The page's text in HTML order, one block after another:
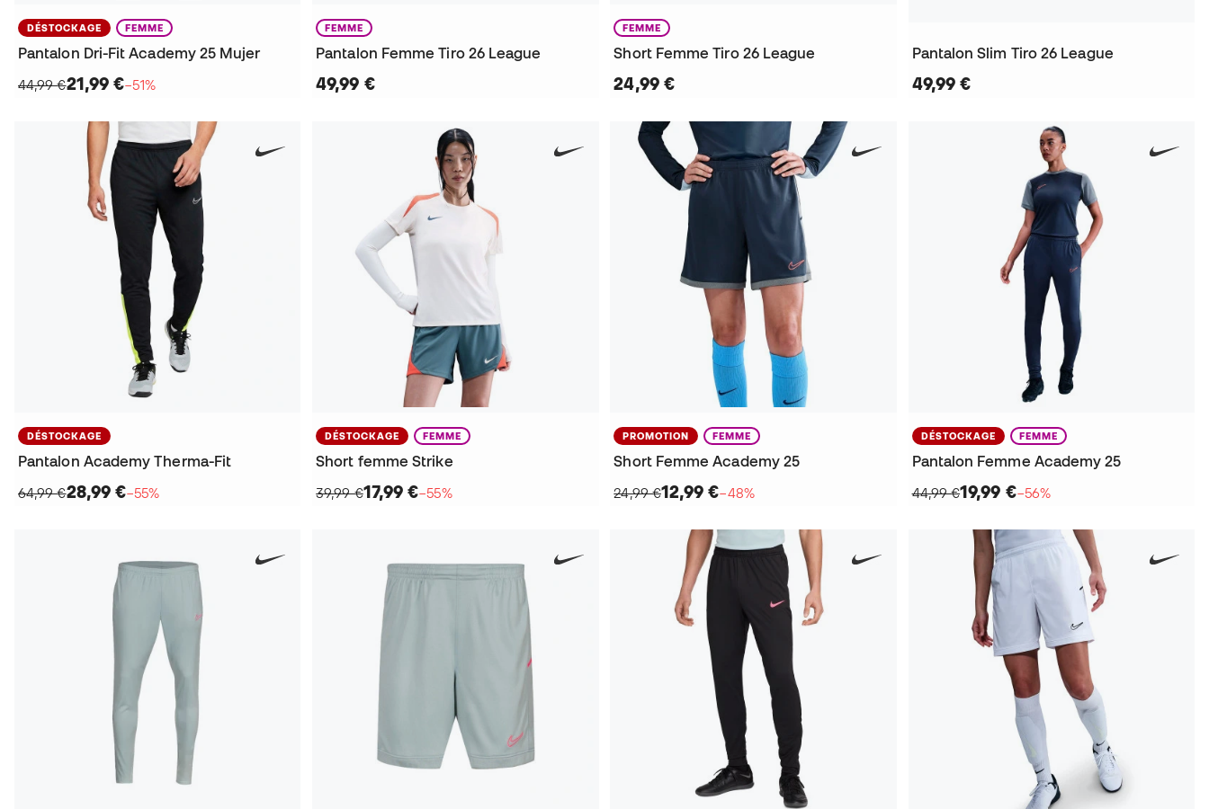
DÉSTOCKAGE FEMME
Pantalon Dri-Fit Academy 25 Mujer
44,99 €21,99 €−51%
FEMME
Pantalon Femme Tiro 26 League
49,99 €
FEMME
Short Femme Tiro 26 League
24,99 €
Pantalon Slim Tiro 26 League
49,99 €
DÉSTOCKAGE
Pantalon Academy Therma-Fit
64,99 €28,99 €−55%
DÉSTOCKAGE FEMME
Short femme Strike
39,99 €17,99 €−55%
PROMOTION FEMME
Short Femme Academy 25
24,99 €12,99 €−48%
DÉSTOCKAGE FEMME
Pantalon Femme Academy 25
44,99 €19,99 €−56%